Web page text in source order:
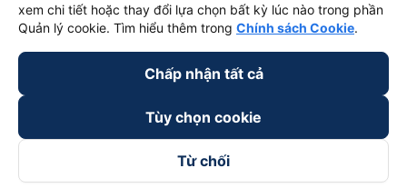
xem chi tiết hoặc thay đổi lựa chọn bất kỳ lúc nào trong phần
Quản lý cookie. Tìm hiểu thêm trong Chính sách Cookie.
Chấp nhận tất cả
Tùy chọn cookie
Từ chối